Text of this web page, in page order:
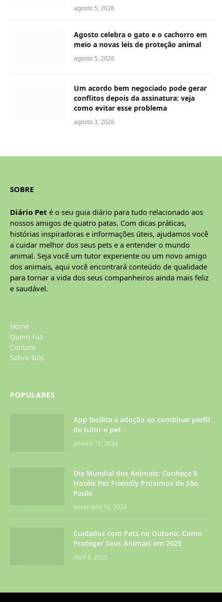
agosto 5, 2026
Agosto celebra o gato e o cachorro em
meio a novas leis de proteção animal
agosto 5, 2026
Um acordo bem negociado pode gerar
conflitos depois da assinatura: veja
como evitar esse problema
agosto 3, 2026
SOBRE
Diário Pet é o seu guia diário para tudo relacionado aos
nossos amigos de quatro patas. Com dicas práticas,
histórias inspiradoras e informações úteis, ajudamos você
a cuidar melhor dos seus pets e a entender o mundo
animal. Seja você um tutor experiente ou um novo amigo
dos animais, aqui você encontrará conteúdo de qualidade
para tornar a vida dos seus companheiros ainda mais feliz
e saudável.
Home
Quem Faz
Contato
Sobre Nós
POPULARES
App facilita a adoção ao combinar perfil
de tutor e pet
janeiro 15, 2024
Dia Mundial dos Animais: Conheça 8
Hotéis Pet Friendly Próximos de São
Paulo
novembro 19, 2024
Cuidados com Pets no Outono: Como
Proteger Seus Animais em 2025
abril 8, 2025